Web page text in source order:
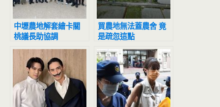
中壢農地解套繪卡關
桃議長助協調
買農地無法蓋農舍 竟
是疏忽這點